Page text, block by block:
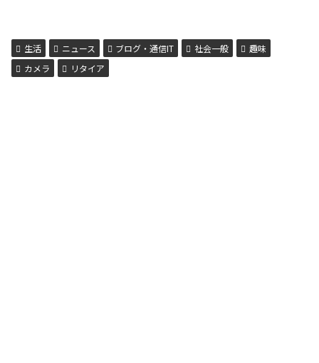
とで稼ぐ方法は意外に早く見つかった好きなことで稼ぎな
がら生きる方法を...
生活 ニュース ブログ・通信IT 社会一般
趣味
カメラ
リタイア